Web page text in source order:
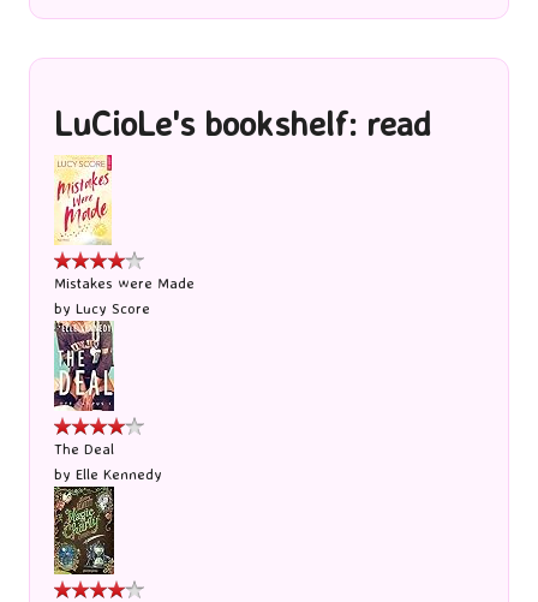
LuCioLe's bookshelf: read
Mistakes were Made
by Lucy Score
The Deal
by Elle Kennedy